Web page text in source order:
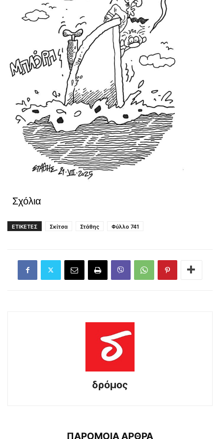
Σχόλια
ΕΤΙΚΕΤΕΣ Σκίτσα Στάθης Φύλλο 741
δρόμος
ΠΑΡΟΜΟΙΑ ΑΡΘΡΑ